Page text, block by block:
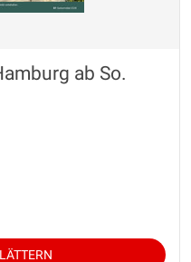
ab So.